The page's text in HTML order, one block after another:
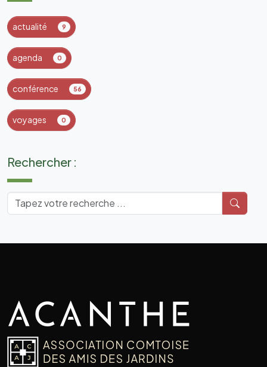
Rechercher :
actualité 9
agenda 0
conférence 56
voyages 0